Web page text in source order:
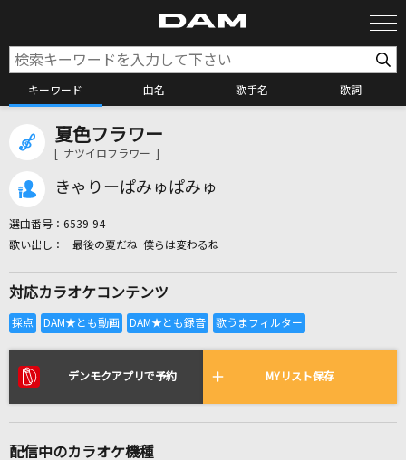
キーワード 曲名 歌手名 歌詞
カラオケ検索
全国りれき
リアルタイムで歌われている曲の一覧
夏色フラワー
[ ナツイロフラワー ]
きゃりーぱみゅぱみゅ
選曲番号： 6539-94
最後の夏だね 僕らは変わるね
対応カラオケコンテンツ
デンモクアプリで予約 MYリスト保存
配信中のカラオケ機種